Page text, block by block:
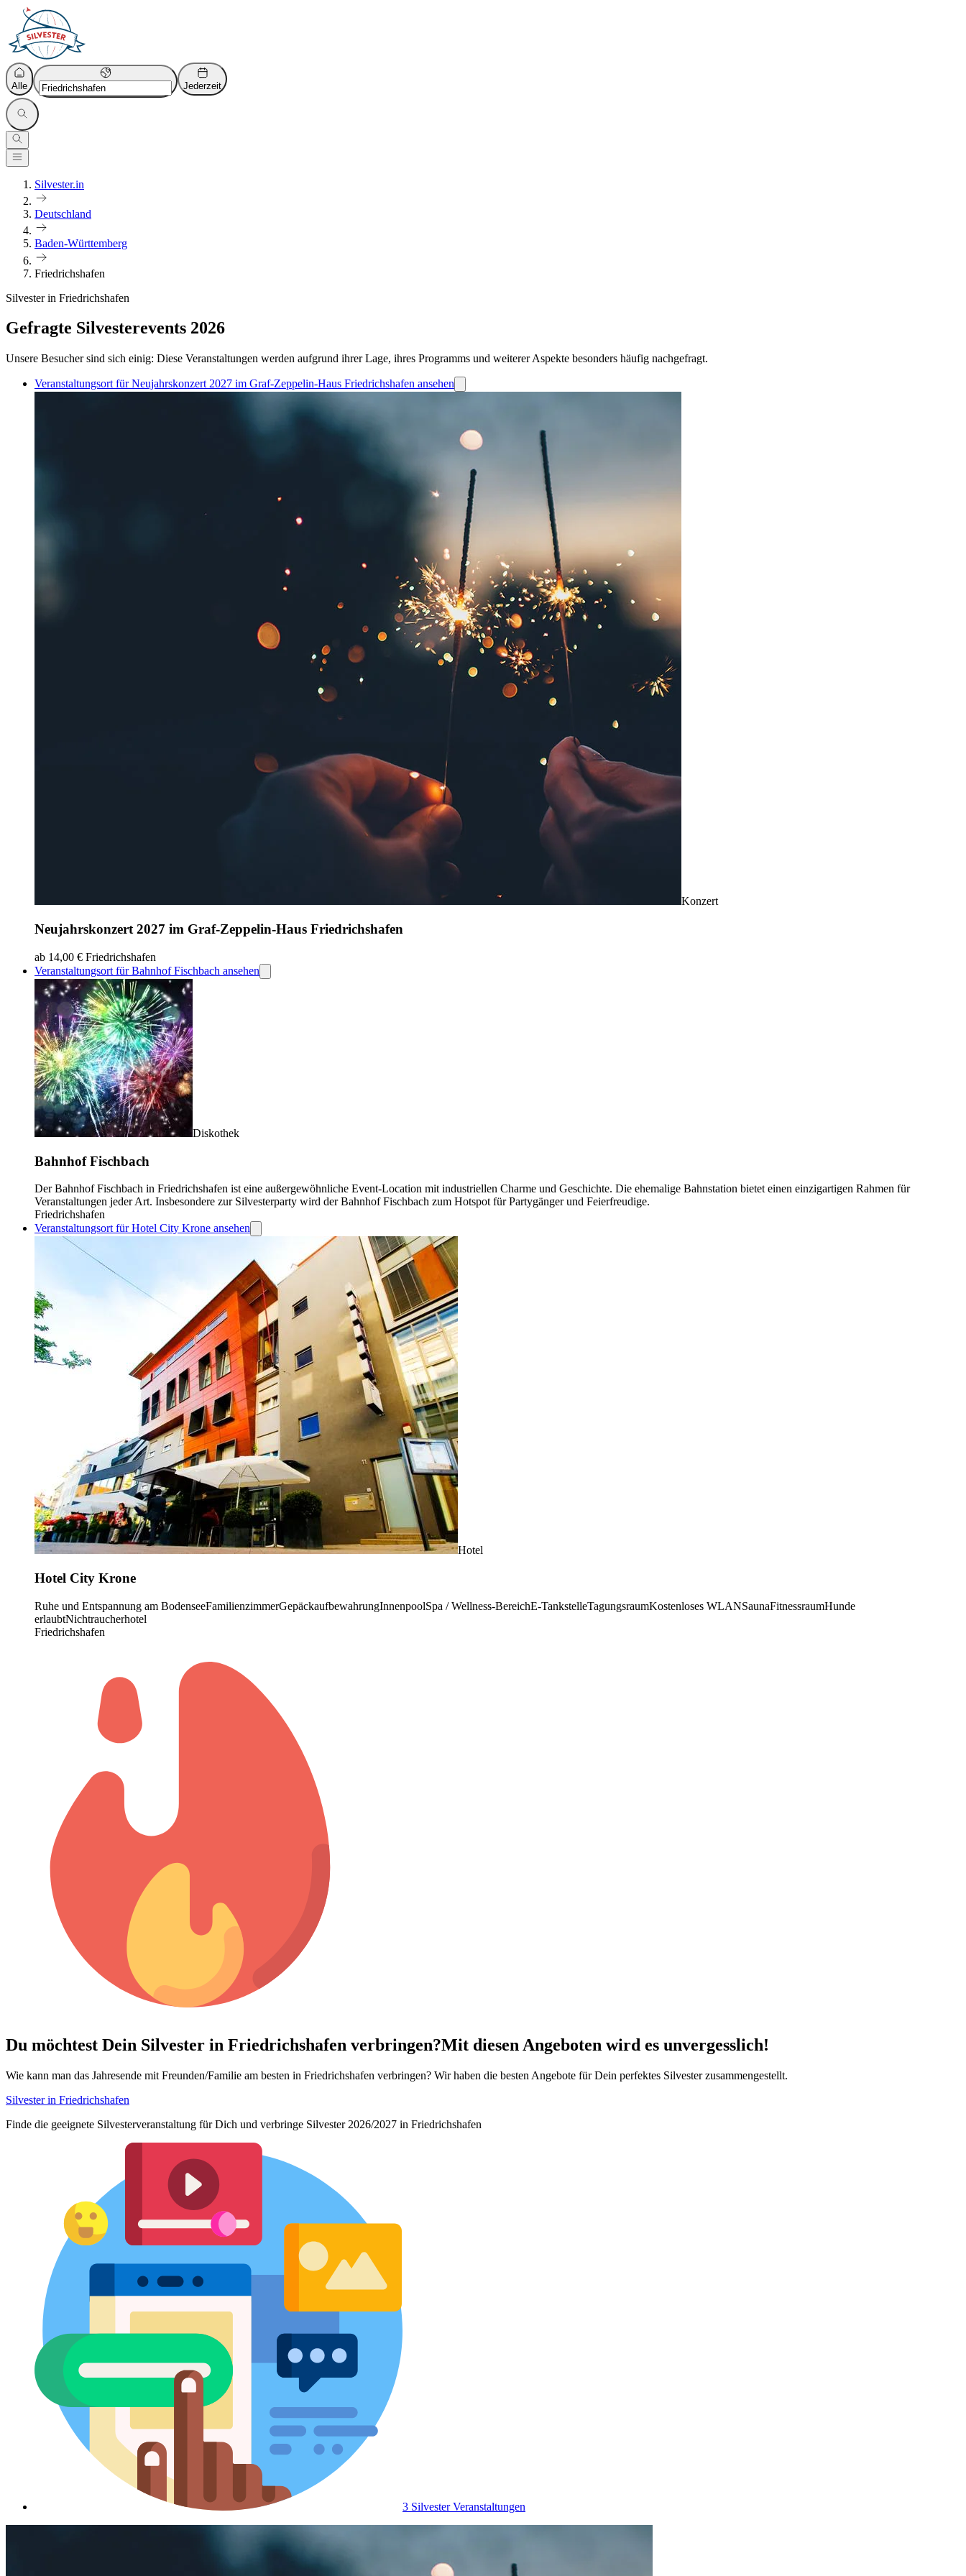
Alle Jederzeit
Silvester.in
Deutschland
Baden-Württemberg
Friedrichshafen
Silvester in Friedrichshafen
Gefragte Silvesterevents 2026
Unsere Besucher sind sich einig: Diese Veranstaltungen werden aufgrund ihrer Lage, ihres Programms und weiterer Aspekte besonders häufig nachgefragt.
Veranstaltungsort für Neujahrskonzert 2027 im Graf-Zeppelin-Haus Friedrichshafen ansehen
Konzert
Neujahrskonzert 2027 im Graf-Zeppelin-Haus Friedrichshafen
ab 14,00 € Friedrichshafen
Veranstaltungsort für Bahnhof Fischbach ansehen
Diskothek
Bahnhof Fischbach
Der Bahnhof Fischbach in Friedrichshafen ist eine außergewöhnliche Event-Location mit industriellen Charme und Geschichte. Die ehemalige Bahnstation bietet einen einzigartigen Rahmen für
Veranstaltungen jeder Art. Insbesondere zur Silvesterparty wird der Bahnhof Fischbach zum Hotspot für Partygänger und Feierfreudige.
Friedrichshafen
Veranstaltungsort für Hotel City Krone ansehen
Hotel
Hotel City Krone
Ruhe und Entspannung am BodenseeFamilienzimmerGepäckaufbewahrungInnenpoolSpa / Wellness-BereichE-TankstelleTagungsraumKostenloses WLANSaunaFitnessraumHunde
erlaubtNichtraucherhotel
Friedrichshafen
Du möchtest Dein Silvester in Friedrichshafen verbringen?Mit diesen Angeboten wird es unvergesslich!
Wie kann man das Jahresende mit Freunden/Familie am besten in Friedrichshafen verbringen? Wir haben die besten Angebote für Dein perfektes Silvester zusammengestellt.
Silvester in Friedrichshafen
Finde die geeignete Silvesterveranstaltung für Dich und verbringe Silvester 2026/2027 in Friedrichshafen
3 Silvester Veranstaltungen